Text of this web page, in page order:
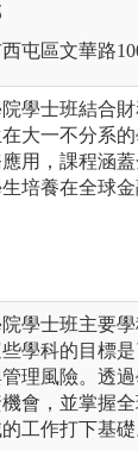
屯區文華路
學士班結合
大一不分系
用，課程涵
培養在全球金
學士班主要
學科的目標
理風險。透
會，並掌握
工作打下基礎